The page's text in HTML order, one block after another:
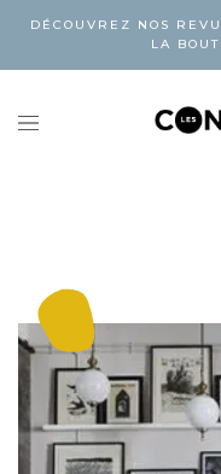
DÉCOUVREZ NOS
LA